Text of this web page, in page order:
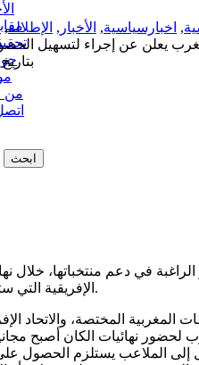
من
, اخبارسياسية, الأخبار , الإطلالة,
بتاريخ 14 نوفمبر,
في دعم منتخباتها، خلال
الإفريقية التي ستقام في المملكة.
المغربية المختصة، والاتحاد